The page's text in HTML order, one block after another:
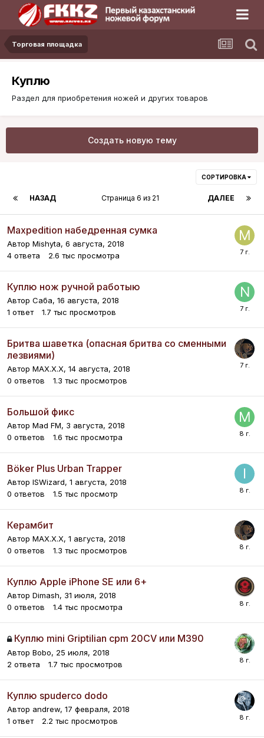
Торговая площадка
Куплю
Раздел для приобретения ножей и других товаров
Создать новую тему
СОРТИРОВКА
НАЗАД ДАЛЕЕ
Страница 6 из 21
Maxpedition набедренная сумка
Автор Mishyta, 6 августа, 2018
4 ответа 2.6 тыс просмотра
Куплю нож ручной работыю
Автор Саба, 16 августа, 2018
1 ответ 1.7 тыс просмотров
Бритва шаветка (опасная бритва со сменными
лезвиями)
Автор MAX.X.X, 14 августа, 2018
0 ответов 1.3 тыс просмотров
Большой фикс
Автор Mad FM, 3 августа, 2018
0 ответов 1.6 тыс просмотра
Böker Plus Urban Trapper
Автор ISWizard, 1 августа, 2018
0 ответов 1.5 тыс просмотр
Керамбит
Автор MAX.X.X, 1 августа, 2018
0 ответов 1.3 тыс просмотров
Куплю Apple iPhone SE или 6+
Автор Dimash, 31 июля, 2018
0 ответов 1.4 тыс просмотра
Куплю mini Griptilian cpm 20CV или M390
Автор Bobo, 25 июля, 2018
2 ответа 1.7 тыс просмотров
Куплю spuderco dodo
Автор andrew, 17 февраля, 2018
1 ответ 2.2 тыс просмотров